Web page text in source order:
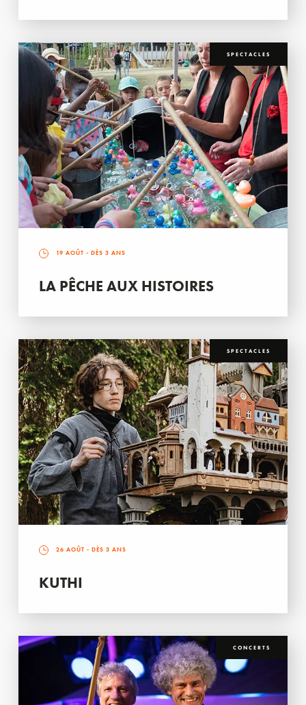
SPECTACLES
19 AOÛT - DÈS 3 ANS
LA PÊCHE AUX HISTOIRES
SPECTACLES
26 AOÛT - DÈS 3 ANS
KUTHI
CONCERTS